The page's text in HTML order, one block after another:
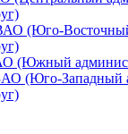
(Юго-
(Южный
(Юго-Западный